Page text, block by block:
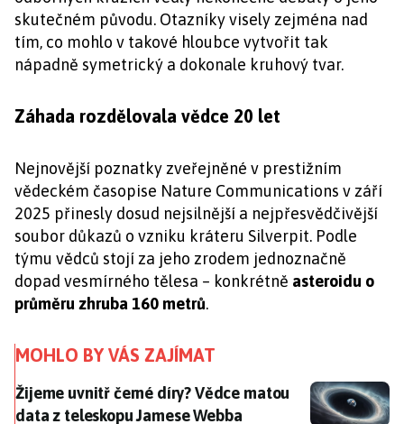
skutečném původu. Otazníky visely zejména nad
tím, co mohlo v takové hloubce vytvořit tak
nápadně symetrický a dokonale kruhový tvar.
Záhada rozdělovala vědce 20 let
Nejnovější poznatky zveřejněné v prestižním
vědeckém časopise Nature Communications v září
2025 přinesly dosud nejsilnější a nejpřesvědčivější
soubor důkazů o vzniku kráteru Silverpit. Podle
týmu vědců stojí za jeho zrodem jednoznačně
dopad vesmírného tělesa – konkrétně asteroidu o
průměru zhruba 160 metrů.
MOHLO BY VÁS ZAJÍMAT
Žijeme uvnitř černé díry? Vědce matou data z
Žijeme uvnitř černé díry? Vědce matou
data z teleskopu Jamese Webba